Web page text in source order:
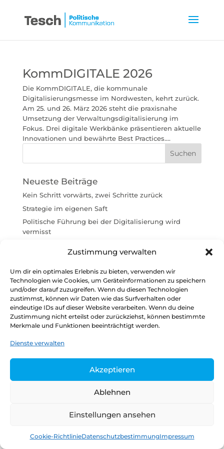
Zustimmung verwalten
Um dir ein optimales Erlebnis zu bieten, verwenden wir
Technologien wie Cookies, um Geräteinformationen zu speichern
und/oder darauf zuzugreifen. Wenn du diesen Technologien
zustimmst, können wir Daten wie das Surfverhalten oder
eindeutige IDs auf dieser Website verarbeiten. Wenn du deine
Zustimmung nicht erteilst oder zurückziehst, können bestimmte
Merkmale und Funktionen beeinträchtigt werden.
Dienste verwalten
Akzeptieren
Ablehnen
Einstellungen ansehen
Cookie-RichtlinieDatenschutzbestimmungImpressum
KommDIGITALE 2026
Die KommDIGITALE, die kommunale
Digitalisierungsmesse im Nordwesten, kehrt zurück.
Am 25. und 26. März 2026 steht die praxisnahe
Umsetzung der Verwaltungsdigitalisierung im
Fokus. Drei digitale Werkbänke präsentieren aktuelle
Innovationen und bewährte Best Practices....
Neueste Beiträge
Kein Schritt vorwärts, zwei Schritte zurück
Strategie im eigenen Saft
Politische Führung bei der Digitalisierung wird
vermisst
Stimmungsbild: Skepsis hinsichtlich wirksamer
Digitalisierungsstrategie der Ampel-Koalitionäre
Datenschutz Kontakt Impressum
Copyright © 2026